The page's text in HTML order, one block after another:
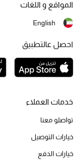
جميع الحقائب النسائية
جميع الإكسسورات النسائية
الموسم الجديد
خدمات العملاء
تواصلو معنا
خيارات التوصيل
خيارات الدفع
المواقع و اللغات
English
احصل عالتطبيق